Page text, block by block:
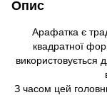
Опис
Арафатка є
квадратної
використовується
З часом цей